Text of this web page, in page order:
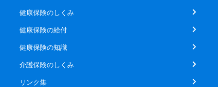
健康保険のしくみ
健康保険の給付
健康保険の知識
介護保険のしくみ
リンク集